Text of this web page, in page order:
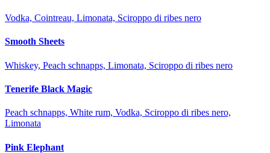
Vodka, Cointreau, Limonata, Sciroppo di ribes nero
Smooth Sheets
Whiskey, Peach schnapps, Limonata, Sciroppo di ribes nero
Tenerife Black Magic
Peach schnapps, White rum, Vodka, Sciroppo di ribes nero,
Limonata
Pink Elephant